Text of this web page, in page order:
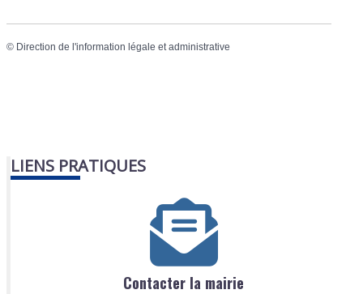
© Direction de l'information légale et administrative
LIENS PRATIQUES
Contacter la mairie